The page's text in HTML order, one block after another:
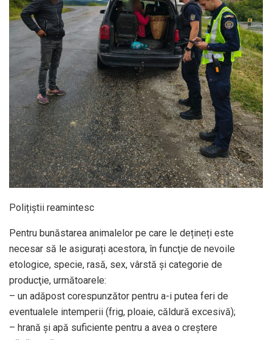
Polițiștii reamintesc
Pentru bunăstarea animalelor pe care le dețineți este
necesar să le asigurați acestora, în funcţie de nevoile
etologice, specie, rasă, sex, vârstă şi categorie de
producţie, următoarele:
– un adăpost corespunzător pentru a-i putea feri de
eventualele intemperii (frig, ploaie, căldură excesivă);
– hrană şi apă suficiente pentru a avea o creștere